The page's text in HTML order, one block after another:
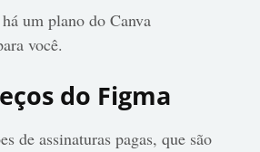
um plano do Canva
você.
do Figma
de assinaturas pagas, que são